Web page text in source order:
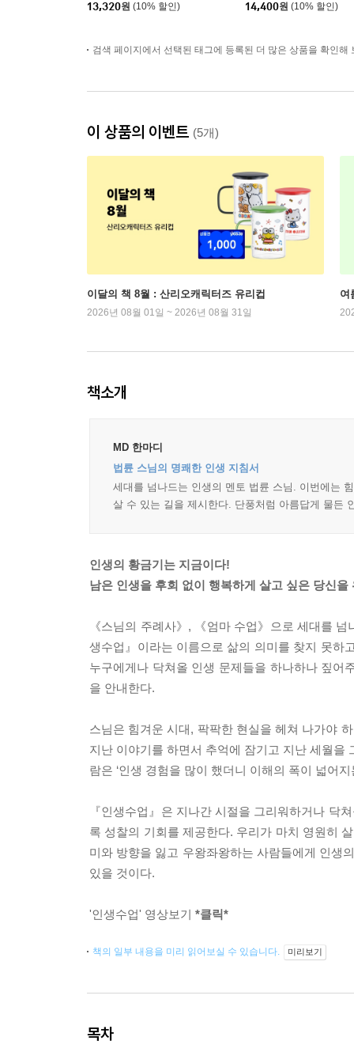
13,320원 (10% 할인)
14,400원 (10% 할인)
검색 페이지에서 선택된 태그에 등록된 더 많은 상품을 확인해
이 상품의 이벤트 (5개)
이달의 책 8월 : 산리오캐릭터즈 유리컵
2026년 08월 01일 ~ 2026년 08월 31일
여
책소개
MD 한마디
법륜 스님의 명쾌한 인생 지침서
세대를 넘나드는 인생의 멘토 법륜 스님. 이번에는
살 수 있는 길을 제시한다. 단풍처럼 아름답게 물든
인생의 황금기는 지금이다!
남은 인생을 후회 없이 행복하게 살고 싶은 당신을
《스님의 주례사》, 《엄마 수업》으로 세대를
생수업』이라는 이름으로 삶의 의미를 찾지 못하
누구에게나 닥쳐올 인생 문제들을 하나하나 짚어
을 안내한다.
스님은 힘겨운 시대, 팍팍한 현실을 헤쳐 나가야
지난 이야기를 하면서 추억에 잠기고 지난 세월을
람은 ‘인생 경험을 많이 했더니 이해의 폭이 넓어
『인생수업』은 지나간 시절을 그리워하거나 닥
록 성찰의 기회를 제공한다. 우리가 마치 영원히
미와 방향을 잃고 우왕좌왕하는 사람들에게 인생
있을 것이다.
'인생수업' 영상보기 *클릭*
책의 일부 내용을 미리 읽어보실 수 있습니다. 미리보기
목차